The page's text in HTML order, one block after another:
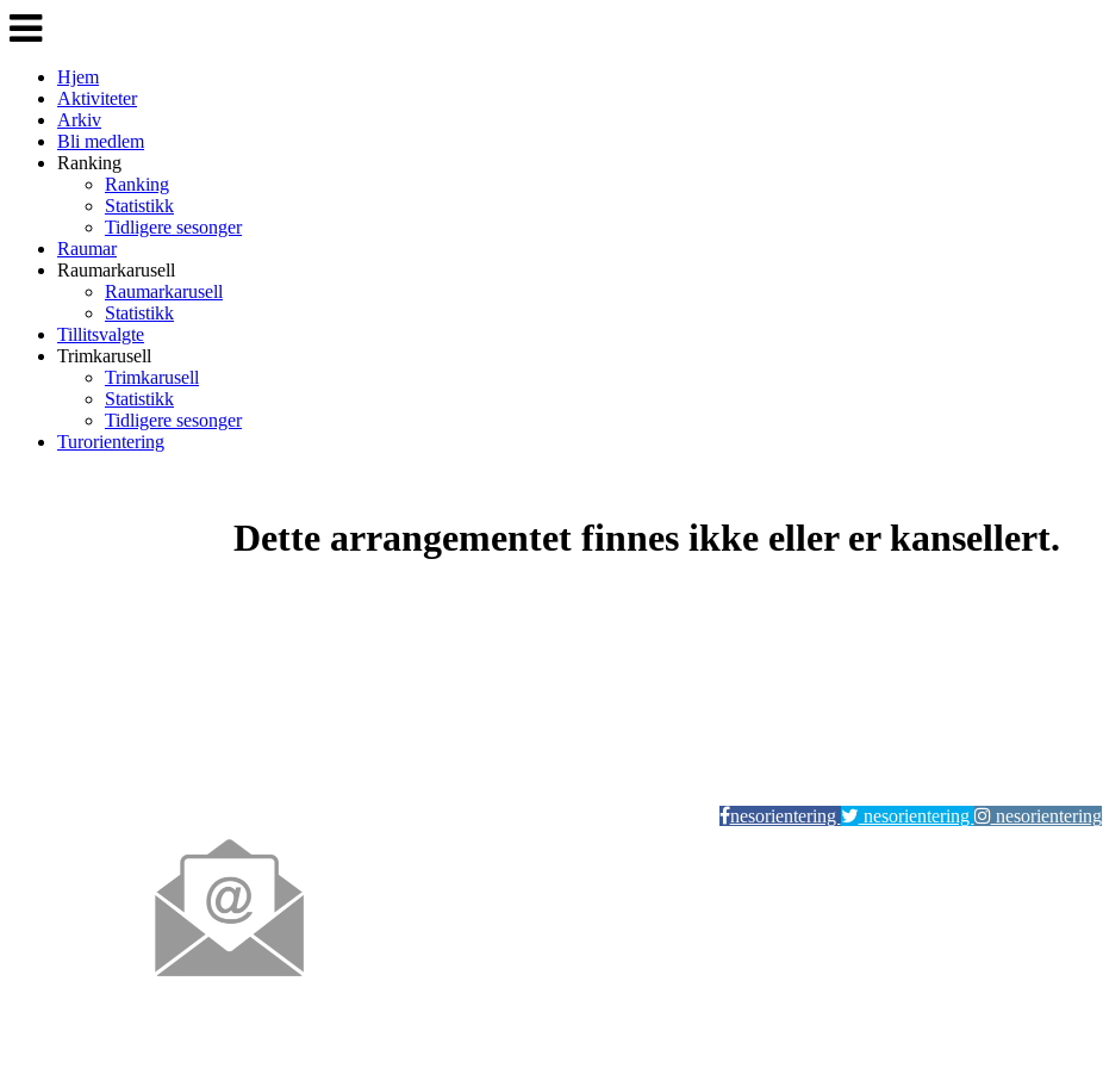
Veksle
navigasjon
Hjem
Aktiviteter
Arkiv
Bli medlem
Ranking
Ranking
Statistikk
Tidligere sesonger
Raumar
Raumarkarusell
Raumarkarusell
Statistikk
Tillitsvalgte
Trimkarusell
Trimkarusell
Statistikk
Tidligere sesonger
Turorientering
Dette arrangementet finnes ikke eller er kansellert.
nesorientering nesorientering nesorientering